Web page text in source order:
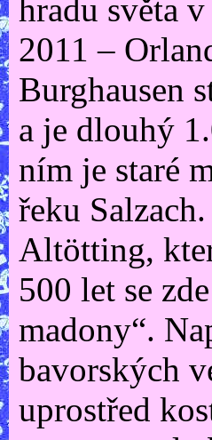
hradu světa
2011 –
Burghausen
a je dlouhý
ním je staré
řeku
Altötting,
500 let se
madony“.
bavorských
uprostřed